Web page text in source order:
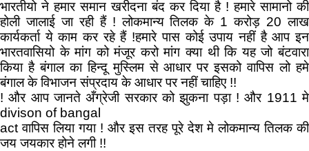
भारतीयो ने हमार समान खरीदना बंद कर दिया है ! हमारे सामानो की
होली जालाई जा रही हैं ! लोकमान्य तिलक के 1 करोड़ 20 लाख
कार्यकर्ता ये काम कर रहे हैं !हमारे पास कोई उपाय नहीं है आप इन
भारतवासियो के मांग को मंजूर करो मांग क्या थी कि यह जो बंटवारा
किया है बंगाल का हिन्दू मुस्लिम से आधार पर इसको वापिस लो हमे
बंगाल के विभाजन संप्रदाय के आधार पर नहीं चाहिए !!
! और आप जानते अँग्रेजी सरकार को झुकना पड़ा ! और 1911 मे
divison of bangal
act वापिस लिया गया ! और इस तरह पूरे देश मे लोकमान्य तिलक की
जय जयकार होने लगी !!